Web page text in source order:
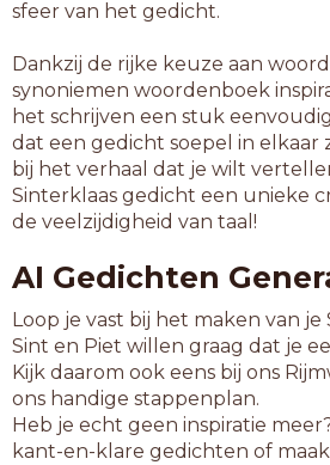
sfeer van het gedicht.
Dankzij de rijke keuze aan
synoniemen woordenboek
het schrijven een stuk
dat een gedicht soepel in elkaar
bij het verhaal dat je wilt
Sinterklaas gedicht een unieke
de veelzijdigheid van taal!
AI Gedichten
Loop je vast bij het maken van
Sint en Piet willen graag dat je
Kijk daarom ook eens bij ons
ons handige stappenplan.
Heb je echt geen inspiratie
kant-en-klare gedichten of